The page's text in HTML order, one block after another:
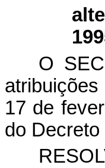
O
17 de
do Decreto